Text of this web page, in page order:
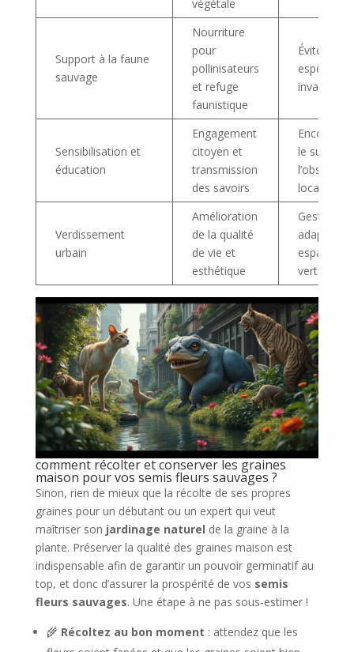
végétale
Support à la faune
sauvage
Nourriture
pour
pollinisateurs
et refuge
faunistique
Éviter les
espèces
invasives
Sensibilisation et
éducation
Engagement
citoyen et
transmission
des savoirs
le suivi et
locale
Verdissement
urbain
Amélioration
de la qualité
de vie et
esthétique
Gestion
adaptée
espaces
verts
comment récolter et conserver les graines
maison pour vos semis fleurs sauvages ?
Sinon, rien de mieux que la récolte de ses propres
graines pour un débutant ou un expert qui veut
maîtriser son jardinage naturel de la graine à la
plante. Préserver la qualité des graines maison est
indispensable afin de garantir un pouvoir germinatif au
top, et donc d’assurer la prospérité de vos semis
fleurs sauvages. Une étape à ne pas sous-estimer !
🌾 Récoltez au bon moment : attendez que les